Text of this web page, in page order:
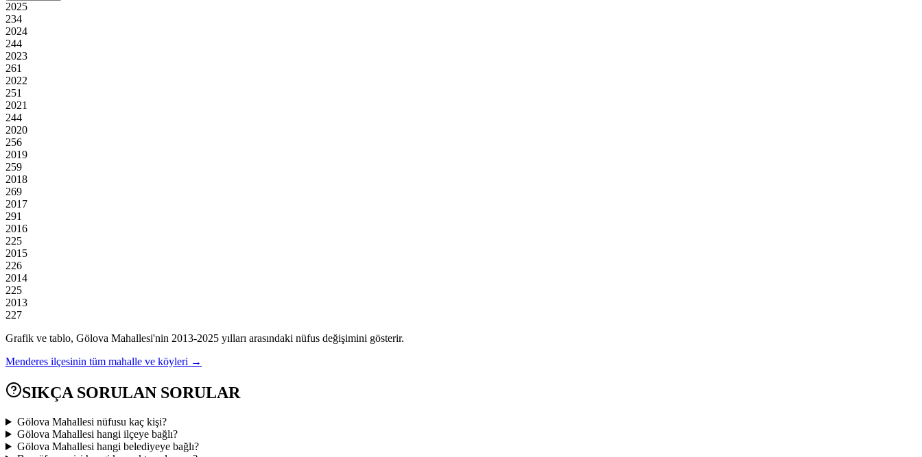
2025
234
2024
244
2023
261
2022
251
2021
244
2020
256
2019
259
2018
269
2017
291
2016
225
2015
226
2014
225
2013
227
Grafik ve tablo, Gölova Mahallesi'nin 2013-2025 yılları arasındaki nüfus değişimini gösterir.
Menderes ilçesinin tüm mahalle ve köyleri →
SIKÇA SORULAN SORULAR
Gölova Mahallesi nüfusu kaç kişi?
Gölova Mahallesi hangi ilçeye bağlı?
Gölova Mahallesi hangi belediyeye bağlı?